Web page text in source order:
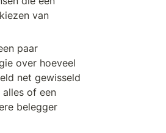
van
paar
over hoeveel
net gewisseld
of een
belegger